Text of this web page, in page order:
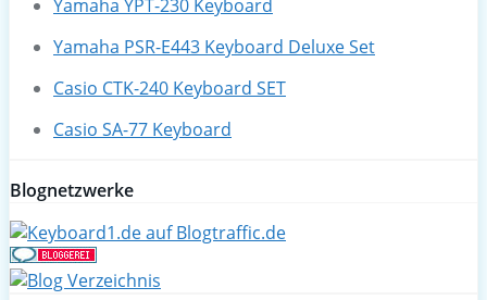
Yamaha YPT-230 Keyboard
Yamaha PSR-E443 Keyboard Deluxe Set
Casio CTK-240 Keyboard SET
Casio SA-77 Keyboard
Blognetzwerke